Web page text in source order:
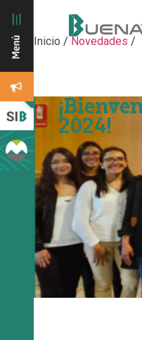
Inicio /Novedades /
2024!